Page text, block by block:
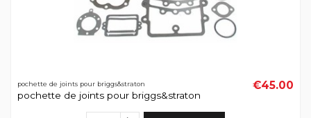
pochette de joints pour briggs&straton
pochette de joints pour briggs&straton
€45.00